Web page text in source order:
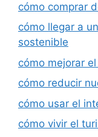
cómo comprar
cómo llegar a
sostenible
cómo mejorar
cómo reducir
cómo usar el
cómo vivir el